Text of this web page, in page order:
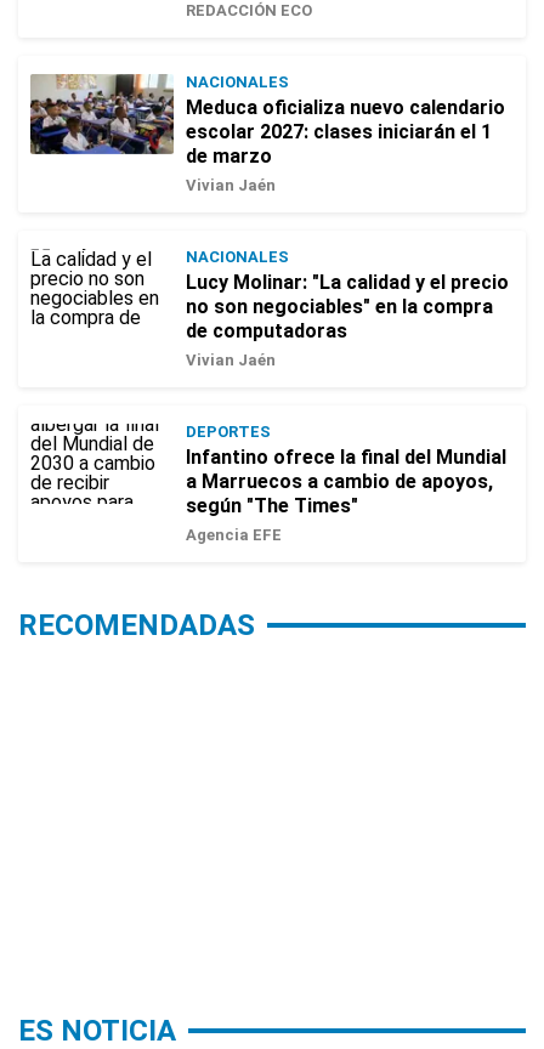
REDACCIÓN ECO
NACIONALES
Meduca oficializa nuevo calendario
escolar 2027: clases iniciarán el 1
de marzo
Vivian Jaén
NACIONALES
Lucy Molinar: "La calidad y el precio
no son negociables" en la compra
de computadoras
Vivian Jaén
DEPORTES
Infantino ofrece la final del Mundial
a Marruecos a cambio de apoyos,
según "The Times"
Agencia EFE
RECOMENDADAS
ES NOTICIA